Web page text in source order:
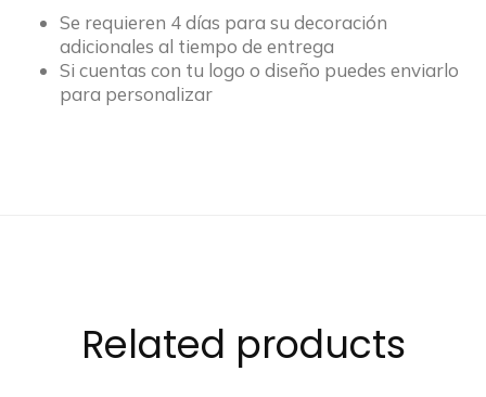
Se requieren 4 días para su decoración
adicionales al tiempo de entrega
Si cuentas con tu logo o diseño puedes enviarlo
para personalizar
Related products